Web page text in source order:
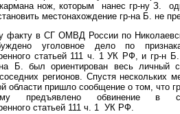
нож, которым
нанес гр-ну З.
местонахождение гр-на Б. не
факту в СГ ОМВД России по
уголовное дело по
статьей 111 ч. 1 УК РФ, и гр-н
Б. был ориентирован весь личный
регионов. Спустя нескольких
области пришло сообщение о том, что
предъявлено обвинение в
статьей 111 ч. 1 УК РФ.